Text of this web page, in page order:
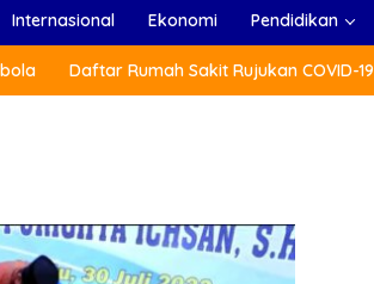
Internasional Ekonomi Pendidikan
Daftar Rumah Sakit Rujukan COVID-19